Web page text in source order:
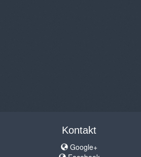
Kontakt
Google+